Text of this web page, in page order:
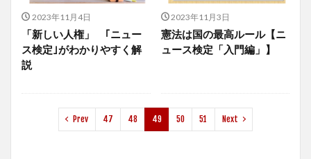
2023年11月4日
「新しい人権」 ｢ニュー
ス検定｣がわかりやすく解
説
2023年11月3日
憲法は国の最高ルール【ニ
ュース検定「入門編」】
Prev 47 48 49 50 51 Next